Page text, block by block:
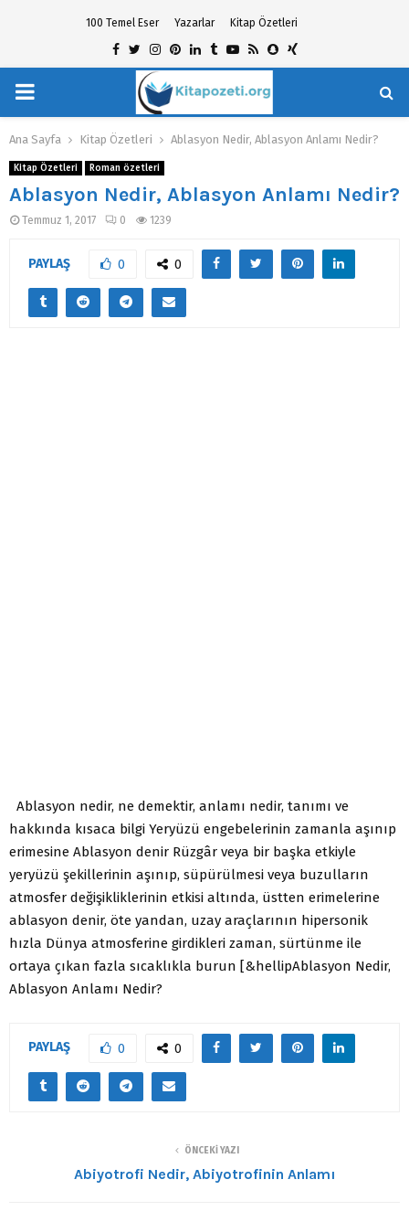
100 Temel Eser Yazarlar Kitap Özetleri
Facebook
TwitterInstagram
Pinterest
Linkedin
TumblrYoutube
RssSnapchat
Xing
PRIMARY
MENU
Ana Sayfa Kitap Özetleri Ablasyon Nedir, Ablasyon Anlamı Nedir?
Kitap Özetleri Roman özetleri
Ablasyon Nedir, Ablasyon Anlamı Nedir?
Temmuz 1, 2017 0 1239
PAYLAŞ 0 0
Ablasyon nedir, ne demektir, anlamı nedir, tanımı ve
hakkında kısaca bilgi Yeryüzü engebelerinin zamanla aşınıp
erimesine Ablasyon denir Rüzgâr veya bir başka etkiyle
yeryüzü şekillerinin aşınıp, süpürülmesi veya buzulların
atmosfer değişikliklerinin etkisi altında, üstten erimelerine
ablasyon denir, öte yandan, uzay araçlarının hipersonik
hızla Dünya atmosferine girdikleri zaman, sürtünme ile
ortaya çıkan fazla sıcaklıkla burun [&hellipAblasyon Nedir,
Ablasyon Anlamı Nedir?
PAYLAŞ 0 0
ÖNCEKI YAZI
Abiyotrofi Nedir, Abiyotrofinin Anlamı